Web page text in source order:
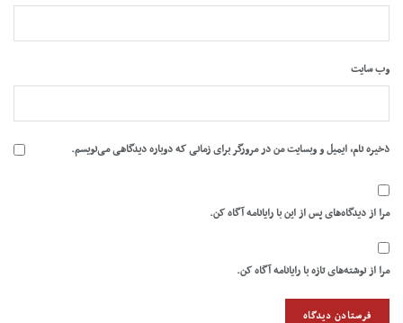
وب‌ سایت
ذخیره نام، ایمیل و وبسایت من در مرورگر برای زمانی که دوباره دیدگاهی می‌نویسم.
مرا از دیدگاه‌های پس از این با رایانامه آگاه کن.
مرا از نوشته‌های تازه با رایانامه آگاه کن.